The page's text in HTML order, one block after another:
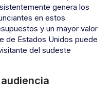
genera los
en estos
y un mayor valor
de Estados Unidos puede
del sudeste